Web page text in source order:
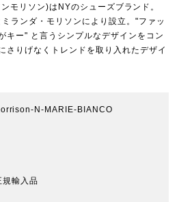
リソン)はNYのシューズブランド。
ランダ・モリソンにより設立。"ファッ
キー" と言うシンプルなデザインをコン
さりげなくトレンドを取り入れたデザイ
N-MARIE-BIANCO
規輸入品